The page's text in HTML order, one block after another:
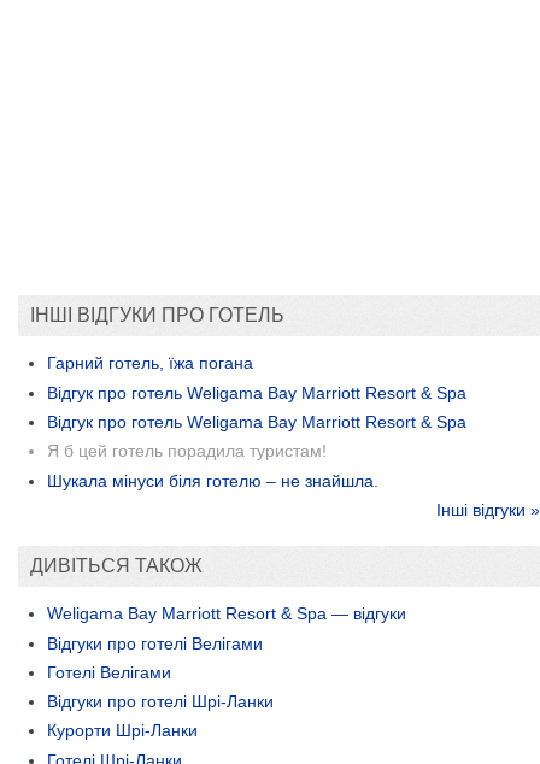
ІНШІ ВІДГУКИ ПРО ГОТЕЛЬ
Гарний готель, їжа погана
Відгук про готель Weligama Bay Marriott Resort & Spa
Відгук про готель Weligama Bay Marriott Resort & Spa
Я б цей готель порадила туристам!
Шукала мінуси біля готелю – не знайшла.
Інші відгуки »
ДИВІТЬСЯ ТАКОЖ
Weligama Bay Marriott Resort & Spa — відгуки
Відгуки про готелі Велігами
Готелі Велігами
Відгуки про готелі Шрі-Ланки
Курорти Шрі-Ланки
Готелі Шрі-Ланки